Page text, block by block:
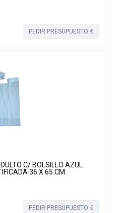
PEDIR PRESUPUESTO €
C/ BOLSILLO AZUL
36 X 65 CM.
PEDIR PRESUPUESTO €